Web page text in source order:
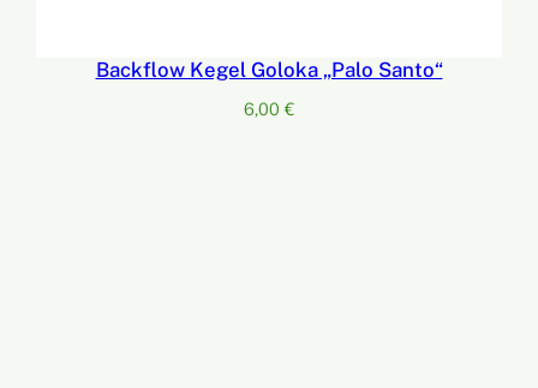
Backflow Kegel Goloka „Palo Santo“
6,00€